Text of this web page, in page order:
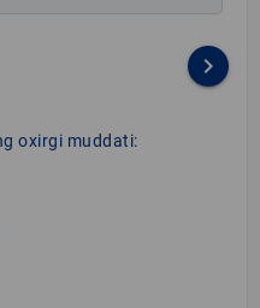
keyboard_arrow_right
oxirgi muddati: